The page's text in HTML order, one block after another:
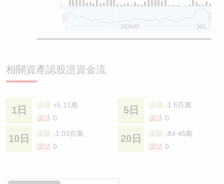
0
2026/07
相關資產認股證資金流
1日 認購 +5.11萬
認沽 0
5日 認購 -1.5百萬
認沽 0
10日 認購 -1.03百萬
認沽 0
20日 認購 -84.45萬
認沽 0